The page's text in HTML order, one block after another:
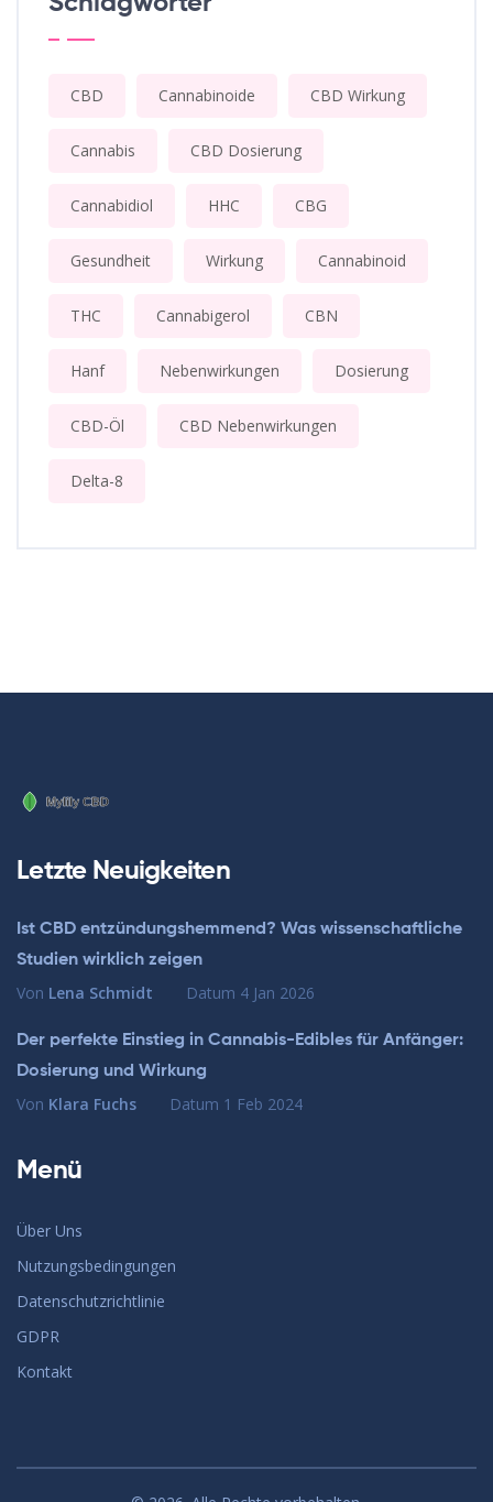
CBD Cannabinoide CBD Wirkung
Cannabis CBD Dosierung
Cannabidiol HHC CBG
Gesundheit Wirkung Cannabinoid
THC Cannabigerol CBN
Hanf Nebenwirkungen Dosierung
CBD-Öl CBD Nebenwirkungen
Delta-8
Letzte Neuigkeiten
Ist CBD entzündungshemmend? Was wissenschaftliche
Studien wirklich zeigen
Von Lena Schmidt Datum 4 Jan 2026
Der perfekte Einstieg in Cannabis-Edibles für Anfänger:
Dosierung und Wirkung
Von Klara Fuchs Datum 1 Feb 2024
Menü
Über Uns
Nutzungsbedingungen
Datenschutzrichtlinie
GDPR
Kontakt